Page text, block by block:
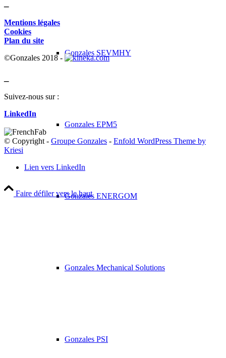
Gonzales SEVMHY
Gonzales EPM5
Gonzales ENERGOM
Gonzales Mechanical Solutions
Gonzales PSI
Mentions légales
Cookies
Plan du site
©Gonzales 2018 -
Suivez-nous sur :
LinkedIn
© Copyright - Groupe Gonzales - Enfold WordPress Theme by
Kriesi
Lien vers LinkedIn
Faire défiler vers le haut